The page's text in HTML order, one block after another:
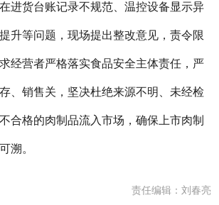
进货台账记录不规范、温控设备显示异
升等问题，现场提出整改意见，责令限
经营者严格落实食品安全主体责任，严
、销售关，坚决杜绝来源不明、未经检
合格的肉制品流入市场，确保上市肉制
溯。
责任编辑：刘春亮